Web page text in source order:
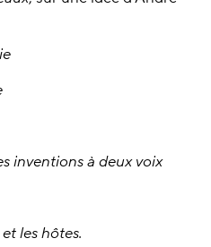
inventions à deux voix
les hôtes.